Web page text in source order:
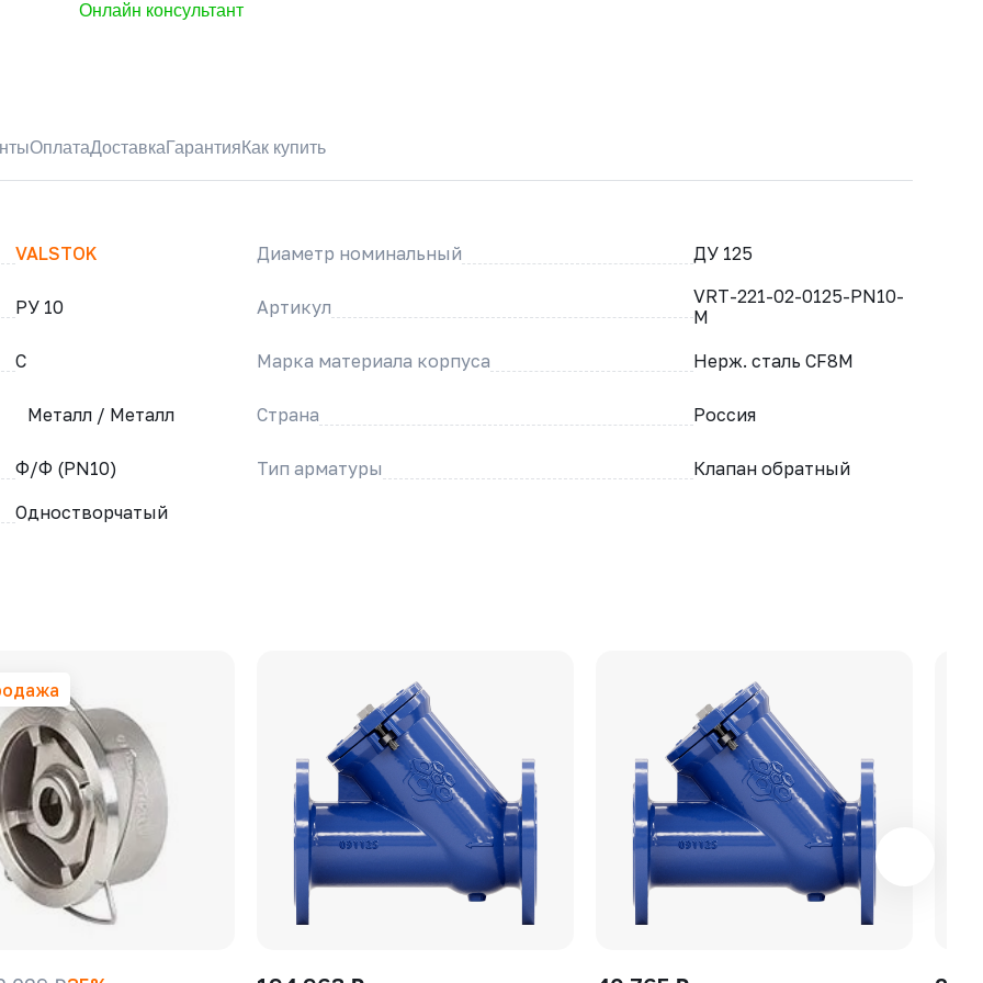
Онлайн консультант
ОплатаДоставка Гарантия Как купить
VALSTOK Диаметр номинальный ДУ 125
РУ 10 Артикул
VRT-221-02-0125-PN10-
M
C
Марка материала корпуса Нерж. сталь CF8M
Металл / Металл Страна Россия
Ф/Ф (PN10) Тип арматуры
Клапан обратный
Одностворчатый